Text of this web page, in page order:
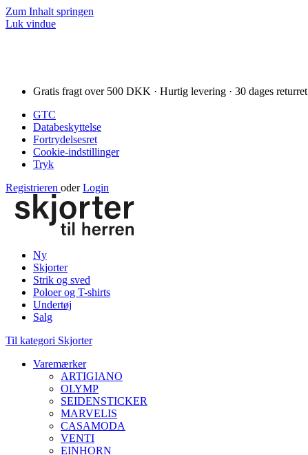
Zum Inhalt springen
Luk vindue
Gratis fragt over 500 DKK · Hurtig levering · 30 dages returret
GTC
Databeskyttelse
Fortrydelsesret
Cookie-indstillinger
Tryk
Registrieren oder Login
Ny
Skjorter
Strik og sved
Poloer og T-shirts
Undertøj
Salg
Til kategori Skjorter
Varemærker
ARTIGIANO
OLYMP
SEIDENSTICKER
MARVELIS
CASAMODA
VENTI
EINHORN